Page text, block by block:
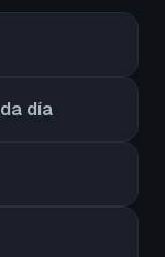
día